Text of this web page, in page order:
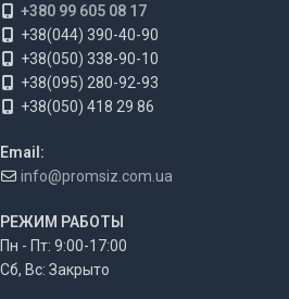
+380 99 605 08 17
+38(044) 390-40-90
+38(050) 338-90-10
+38(095) 280-92-93
+38(050) 418 29 86
Email:
info@promsiz.com.ua
РЕЖИМ РАБОТЫ
Пн - Пт: 9:00-17:00
Сб, Вс: Закрыто